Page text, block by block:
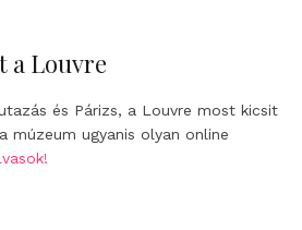
a Louvre
és Párizs, a Louvre most kicsit
múzeum ugyanis olyan online